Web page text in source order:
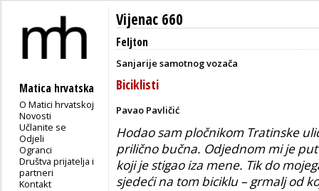
Matica hrvatska
O Matici hrvatskoj
Novosti
Učlanite se
Odjeli
Ogranci
Društva prijatelja i
partneri
Kontakt
Vijenac 660
Feljton
Sanjarije samotnog vozača
Biciklisti
Pavao Pavličić
Hodao sam pločnikom Tratinske
prilično bučna. Odjednom mi je
koji je stigao iza mene. Tik do
sjedeći na tom biciklu – grmalj od